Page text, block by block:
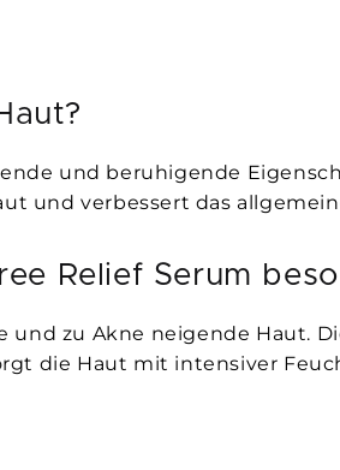
und beruhigende
und verbessert das
Relief Serum
zu Akne neigende Haut.
die Haut mit intensiver